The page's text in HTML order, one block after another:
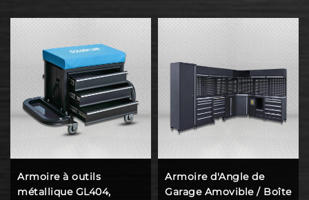
Armoire à outils
métallique GL404,
Armoire d'Angle de
Garage Amovible / Boîte